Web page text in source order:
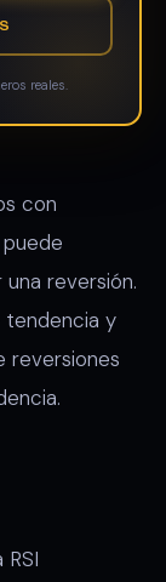
reales.
con
reversión.
y
reversiones